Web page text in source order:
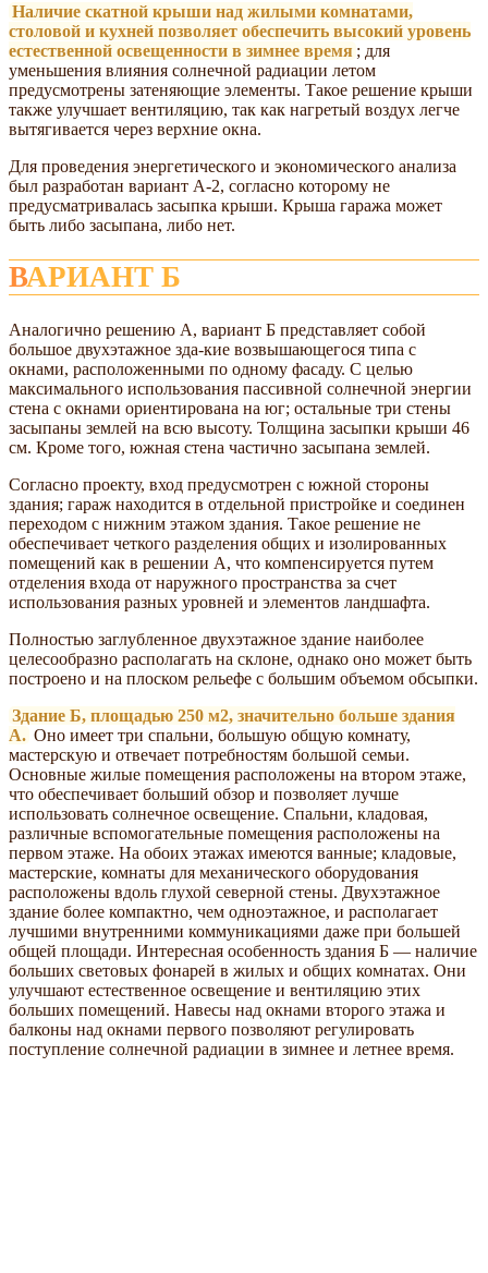
Наличие скатной крыши над жилыми комнатами,
столовой и кухней позволяет обеспечить высокий уровень
естественной освещенности в зимнее время ; для
уменьшения влияния солнечной радиации летом
предусмотрены затеняющие элементы. Такое решение крыши
также улучшает вентиляцию, так как нагретый воздух легче
вытягивается через верхние окна.
Для проведения энергетического и экономического анализа
был разработан вариант А-2, согласно которому не
предусматривалась засыпка крыши. Крыша гаража может
быть либо засыпана, либо нет.
ВАРИАНТ Б
Аналогично решению А, вариант Б представляет собой
большое двухэтажное зда-кие возвышающегося типа с
окнами, расположенными по одному фасаду. С целью
максимального использования пассивной солнечной энергии
стена с окнами ориентирована на юг; остальные три стены
засыпаны землей на всю высоту. Толщина засыпки крыши 46
см. Кроме того, южная стена частично засыпана землей.
Согласно проекту, вход предусмотрен с южной стороны
здания; гараж находится в отдельной пристройке и соединен
переходом с нижним этажом здания. Такое решение не
обеспечивает четкого разделения общих и изолированных
помещений как в решении А, что компенсируется путем
отделения входа от наружного пространства за счет
использования разных уровней и элементов ландшафта.
Полностью заглубленное двухэтажное здание наиболее
целесообразно располагать на склоне, однако оно может быть
построено и на плоском рельефе с большим объемом обсыпки.
Здание Б, площадью 250 м2, значительно больше здания
А. Оно имеет три спальни, большую общую комнату,
мастерскую и отвечает потребностям большой семьи.
Основные жилые помещения расположены на втором этаже,
что обеспечивает больший обзор и позволяет лучше
использовать солнечное освещение. Спальни, кладовая,
различные вспомогательные помещения расположены на
первом этаже. На обоих этажах имеются ванные; кладовые,
мастерские, комнаты для механического оборудования
расположены вдоль глухой северной стены. Двухэтажное
здание более компактно, чем одноэтажное, и располагает
лучшими внутренними коммуникациями даже при большей
общей площади. Интересная особенность здания Б — наличие
больших световых фонарей в жилых и общих комнатах. Они
улучшают естественное освещение и вентиляцию этих
больших помещений. Навесы над окнами второго этажа и
балконы над окнами первого позволяют регулировать
поступление солнечной радиации в зимнее и летнее время.